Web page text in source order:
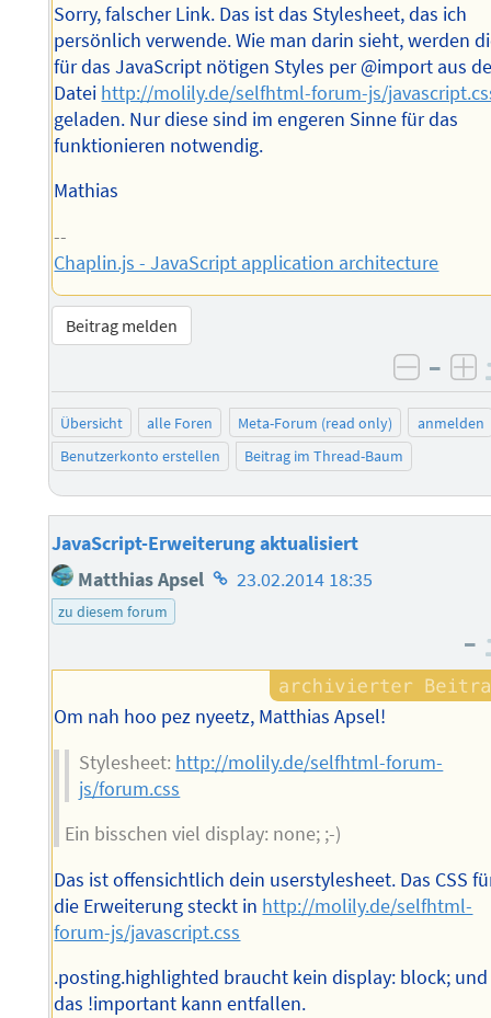
Sorry, falscher Link. Das ist das Stylesheet, das ich
persönlich verwende. Wie man darin sieht, werden
für das JavaScript nötigen Styles per @import aus
Datei http://molily.de/selfhtml-forum-js/
geladen. Nur diese sind im engeren Sinne für das
funktionieren notwendig.
Mathias
--
Chaplin.js - JavaScript application architecture
Beitrag melden
–
Übersicht alle Foren Meta-Forum (read only)
anmelden
Benutzerkonto erstellen
Beitrag im Thread-Baum
JavaScript-Erweiterung aktualisiert
Matthias Apsel Homepage
23.02.2014 18:35
zu diesem forum
–
Om nah hoo pez nyeetz, Matthias Apsel!
Stylesheet: http://molily.de/selfhtml-forum-
js/forum.css
Ein bisschen viel display: none; ;-)
Das ist offensichtlich dein userstylesheet. Das CSS
die Erweiterung steckt in http://molily.de/selfhtml-
forum-js/javascript.css
.posting.highlighted braucht kein display: block; und
das !important kann entfallen.